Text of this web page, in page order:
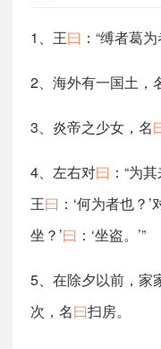
1、王曰 ：“缚者葛
2、海外有一国土，
3、炎帝之少女，名
4、左右对曰 ：“为
王曰 ：‘何为者也？’
坐？’曰 ：‘坐盗。’”
5、在除夕以前，家
次，名曰扫房。